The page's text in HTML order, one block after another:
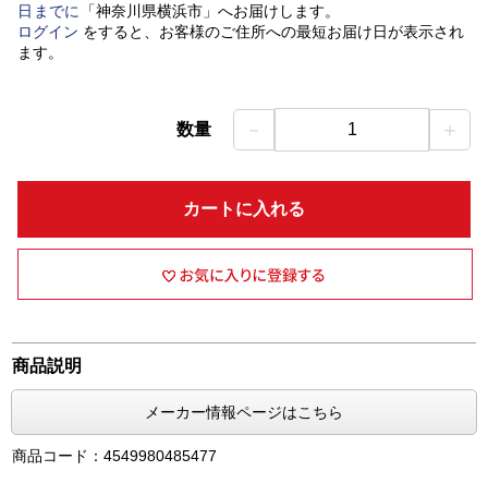
日 までに 「神奈川県横浜市」 へお届けします。
ログイン をすると、お客様のご住所への最短お届け日が表示され
ます。
数量 － 1 ＋
カートに入れる
商品説明
メーカー情報ページはこちら
商品コード：4549980485477